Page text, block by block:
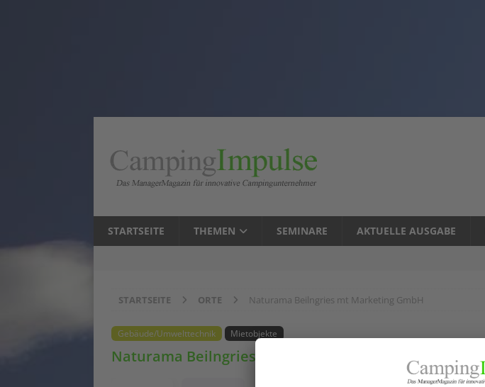
STARTSEITE THEMEN SEMINARE AKTUELLE AUSGABE
STARTSEITE ORTE Naturama Beilngries mt Marketing GmbH
Gebäude/Umwelttechnik Mietobjekte
Naturama Beilngries mt Marketing GmbH